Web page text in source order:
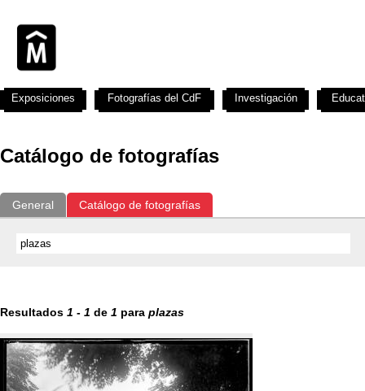
Catálogo de fotografías
General Catálogo de fotografías
Resultados 1 - 1 de 1 para plazas
Exposiciones Fotografías del CdF Investigación